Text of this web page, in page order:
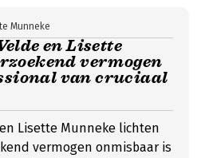
en Lisette
vermogen
van cruciaal
Munneke
Lisette Munneke lichten
vermogen onmisbaar is